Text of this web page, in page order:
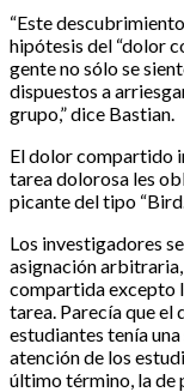
“Este
hipótesis del “dolor
gente no sólo se
dispuestos a
grupo,” dice Bastian.
El dolor compartido
tarea dolorosa les
picante del tipo
Los investigadores
asignación
compartida excepto
tarea. Parecía que
estudiantes tenía
atención de los
último término, la de